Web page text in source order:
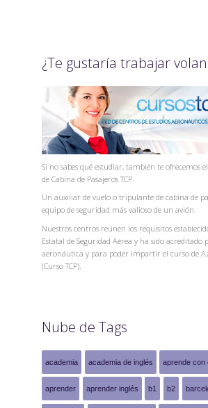
¿Te gustaría trabajar
Si no sabes qué estudiar, también te ofrecemos
de Cabina de Pasajeros TCP.
Un auxiliar de vuelo o tripulante de cabina de
equipo de seguridad más valioso de un avión.
Nuestros centros reúnen los requisitos
Estatal de Seguridad Aérea y ha sido
aeronáutica y para poder impartir el curso de
(Curso TCP).
Nube de Tags
academia academia de inglés aprende con
aprender aprender inglés b1 b2